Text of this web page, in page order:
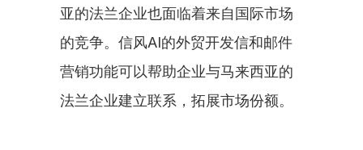
亚的法兰企业也面临着来自国际市场
的竞争。信风AI的外贸开发信和邮件
营销功能可以帮助企业与马来西亚的
法兰企业建立联系，拓展市场份额。